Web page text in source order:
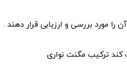
مورد بررسی و ارزیابی قرار دهند .
کند ترکیب مگنت نواری